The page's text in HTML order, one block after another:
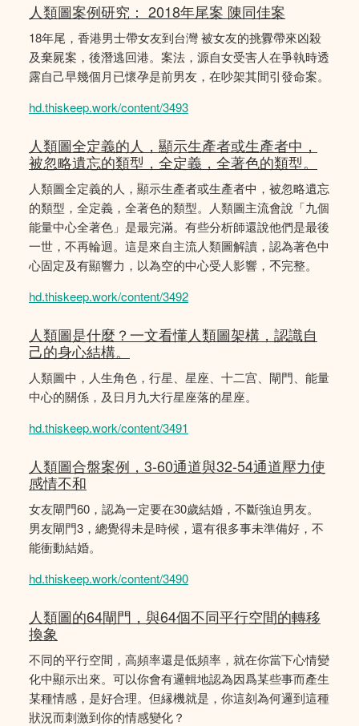
人類圖案例研究： 2018年尾案 陳同佳案
18年尾，香港男士帶女友到台灣 被女友的挑釁帶來凶殺
及棄屍案，後潛逃回港。案法，源自女受害人在爭執時透
露自己早幾個月已懷孕是前男友，在吵架其間引發命案。
hd.thiskeep.work/content/3493
人類圖全定義的人，顯示生產者或生產者中，
被忽略遺忘的類型，全定義，全著色的類型。
人類圖全定義的人，顯示生產者或生產者中，被忽略遺忘
的類型，全定義，全著色的類型。人類圖主流會說「九個
能量中心全著色」是最完滿。有些分析師還說他們是最後
一世，不再輪迴。這是來自主流人類圖解讀，認為著色中
心固定及有顯響力，以為空的中心受人影響，𣎴完整。
hd.thiskeep.work/content/3492
人類圖是什麼？一文看懂人類圖架構，認識自
己的身心結構。
人類圖中，人生角色，行星、星座、十二宫、閘門、能量
中心的關係，及日月九大行星座落的星座。
hd.thiskeep.work/content/3491
人類圖合盤案例，3-60通道與32-54通道壓力使
感情不和
女友閘門60，認為一定要在30歲結婚，不斷強迫男友。
男友閘門3，總覺得未是時候，還有很多事未準備好，不
能衝動結婚。
hd.thiskeep.work/content/3490
人類圖的64閘門，與64個不同平行空間的轉移
換象
不同的平行空間，高頻率還是低頻率，就在你當下心情變
化中顯示出來。可以你會有邏輯地認為因爲某些事而產生
某種情感，是好合理。但縁機就是，你這刻為何邏到這種
狀況而刺激到你的情感變化？